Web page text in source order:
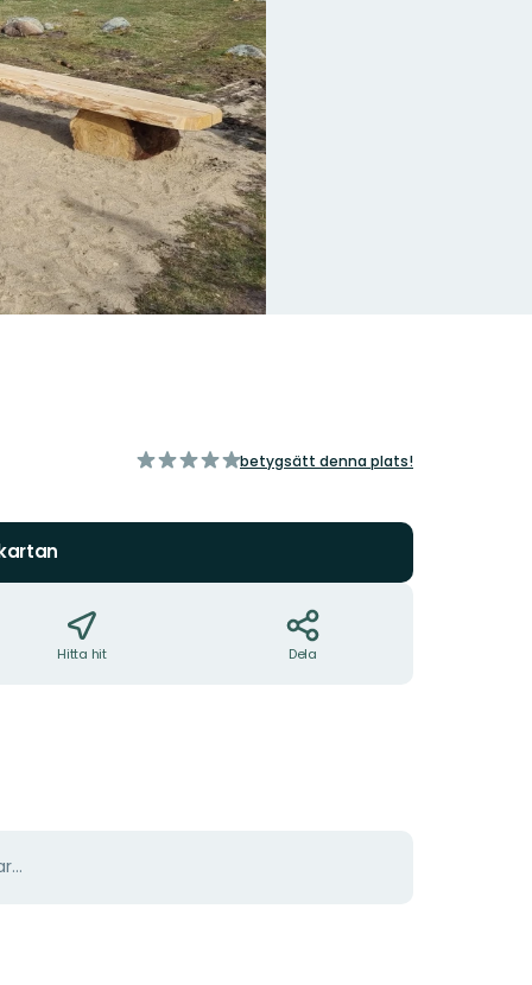
av
betygsätt denna plats!
Hitta hit Dela